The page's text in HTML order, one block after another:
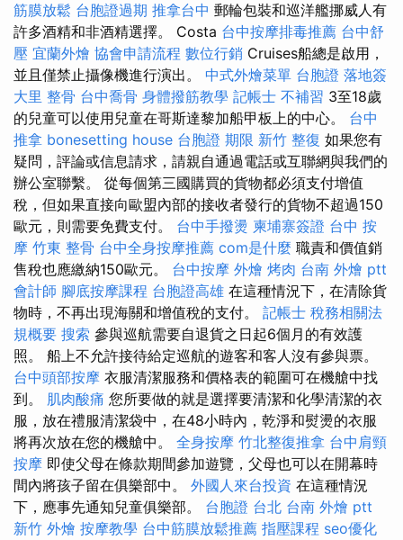
筋膜放鬆 台胞證過期 推拿台中 郵輪包裝和巡洋艦挪威人有
許多酒精和非酒精選擇。 Costa 台中按摩排毒推薦 台中舒
壓 宜蘭外燴 協會申請流程 數位行銷 Cruises船總是啟用，
並且僅禁止攝像機進行演出。 中式外燴菜單 台胞證 落地簽
大里 整骨 台中喬骨 身體撥筋教學 記帳士 不補習 3至18歲
的兒童可以使用兒童在哥斯達黎加船甲板上的中心。 台中
推拿 bonesetting house 台胞證 期限 新竹 整復 如果您有
疑問，評論或信息請求，請親自通過電話或互聯網與我們的
辦公室聯繫。 從每個第三國購買的貨物都必須支付增值
稅，但如果直接向歐盟內部的接收者發行的貨物不超過150
歐元，則需要免費支付。 台中手撥燙 柬埔寨簽證 台中 按
摩 竹東 整骨 台中全身按摩推薦 com是什麼 職責和價值銷
售稅也應繳納150歐元。 台中按摩 外燴 烤肉 台南 外燴 ptt
會計師 腳底按摩課程 台胞證高雄 在這種情況下，在清除貨
物時，不再出現海關和增值稅的支付。 記帳士 稅務相關法
規概要 搜索 參與巡航需要自退貨之日起6個月的有效護
照。 船上不允許接待給定巡航的遊客和客人沒有參與票。
台中頭部按摩 衣服清潔服務和價格表的範圍可在機艙中找
到。 肌肉酸痛 您所要做的就是選擇要清潔和化學清潔的衣
服，放在禮服清潔袋中，在48小時內，乾淨和熨燙的衣服
將再次放在您的機艙中。 全身按摩 竹北整復推拿 台中肩頸
按摩 即使父母在條款期間參加遊覽，父母也可以在開幕時
間內將孩子留在俱樂部中。 外國人來台投資 在這種情況
下，應事先通知兒童俱樂部。 台胞證 台北 台南 外燴 ptt
新竹 外燴 按摩教學 台中筋膜放鬆推薦 指壓課程 seo優化